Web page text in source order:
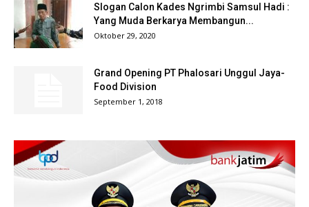
Slogan Calon Kades Ngrimbi Samsul Hadi :
Yang Muda Berkarya Membangun...
Oktober 29, 2020
Grand Opening PT Phalosari Unggul Jaya-
Food Division
September 1, 2018